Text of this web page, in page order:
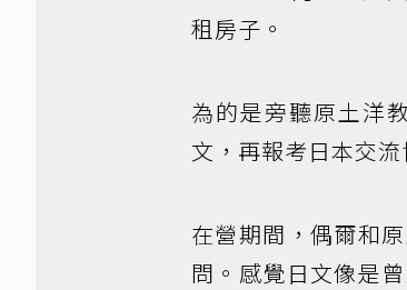
租房子。
為的是旁聽原土洋
文，再報考日本交
在營期間，偶爾和
問。感覺日文像是